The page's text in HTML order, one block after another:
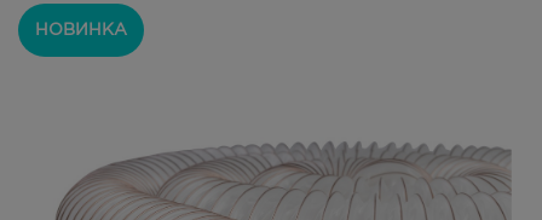
НОВИНКА